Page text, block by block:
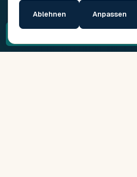
Ablehnen Anpassen